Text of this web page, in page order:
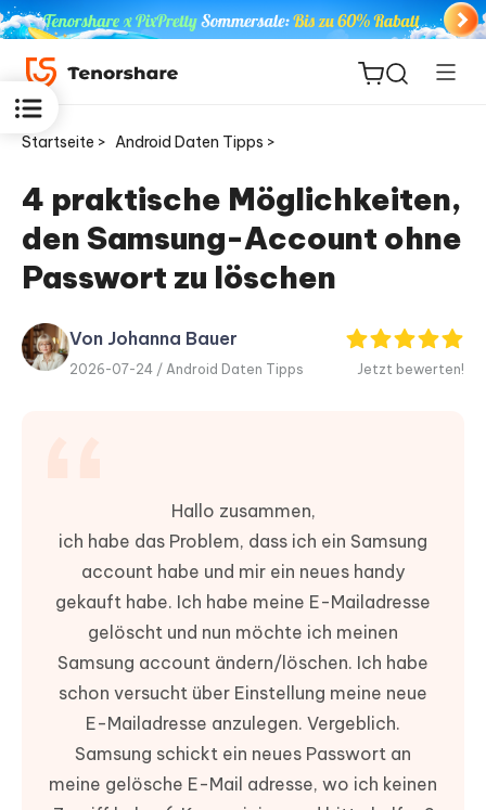
ReiBoot
PDNob
PDF
Editor
Neu
Startseite > Android Daten Tipps >
4 praktische Möglichkeiten,
den Samsung-Account ohne
Passwort zu löschen
Von Johanna Bauer
2026-07-24 / Android Daten Tipps Jetzt bewerten!
Hallo zusammen,
ich habe das Problem, dass ich ein Samsung
account habe und mir ein neues handy
gekauft habe. Ich habe meine E-Mailadresse
gelöscht und nun möchte ich meinen
Samsung account ändern/löschen. Ich habe
schon versucht über Einstellung meine neue
E-Mailadresse anzulegen. Vergeblich.
Samsung schickt ein neues Passwort an
meine gelösche E-Mail adresse, wo ich keinen